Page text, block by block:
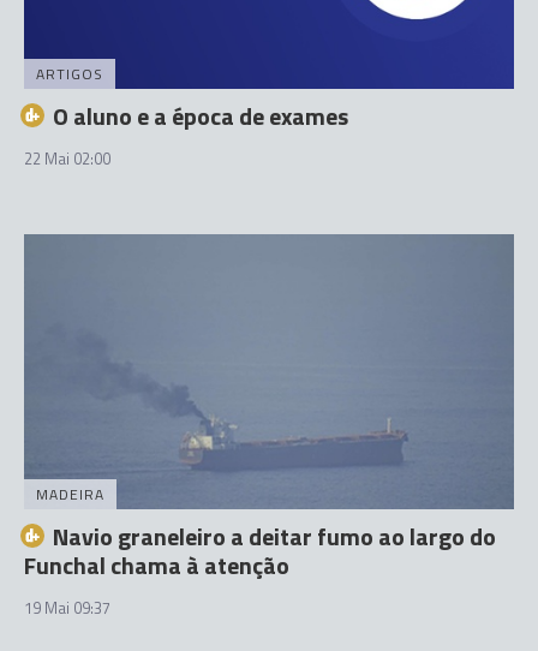
ARTIGOS
O aluno e a época de exames
22 Mai 02:00
MADEIRA
Navio graneleiro a deitar fumo ao largo do
Funchal chama à atenção
19 Mai 09:37